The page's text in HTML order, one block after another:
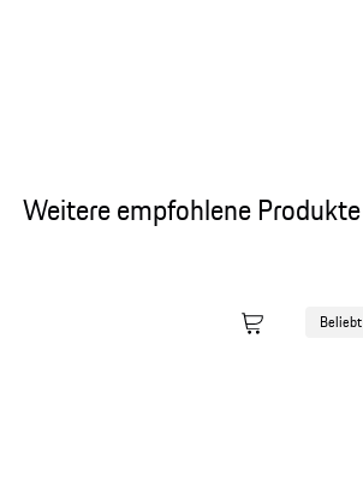
Weitere empfohlene Produkte
Beliebt